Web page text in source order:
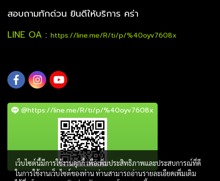
สอบถามทักด่วน ยินดีให้บริการ คร่า
LINE OA : https://line.me/R/ti/p/%40oyv7608x
@https://line.me/R/ti/p/%40oyv7608x
เว็บไซต์นี้มีการใช้งานคุกกี้ เพื่อเพิ่มประสิทธิภาพและประสบการณ์ที่ดี
ในการใช้งานเว็บไซต์ของท่าน ท่านสามารถอ่านรายละเอียดเพิ่มเติม